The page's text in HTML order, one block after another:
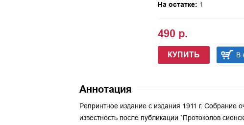
На остатке: 1
490 р.
КУПИТЬ В
Аннотация
Репринтное издание с издания 1911 г. Собрание
известность после публикации `Протоколов